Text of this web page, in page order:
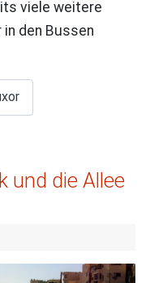
viele weitere
den Bussen
und die Allee